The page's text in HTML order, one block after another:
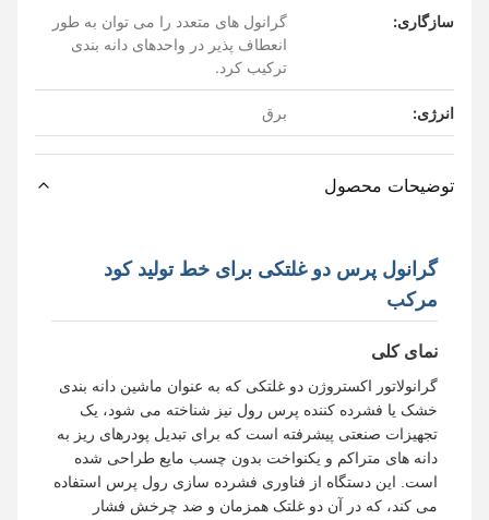
سازگاری:
گرانول های متعدد را می توان به طور
انعطاف پذیر در واحدهای دانه بندی
ترکیب کرد.
انرژی:
توضیحات محصول
گرانول پرس دو غلتکی برای خط تولید کود
مرکب
نمای کلی
گرانولاتور اکستروژن دو غلتکی که به عنوان ماشین دانه بندی
خشک یا فشرده کننده پرس رول نیز شناخته می شود، یک
تجهیزات صنعتی پیشرفته است که برای تبدیل پودرهای ریز به
دانه های متراکم و یکنواخت بدون چسب مایع طراحی شده
است. این دستگاه از فناوری فشرده سازی رول پرس استفاده
می کند، که در آن دو غلتک همزمان و ضد چرخش فشار